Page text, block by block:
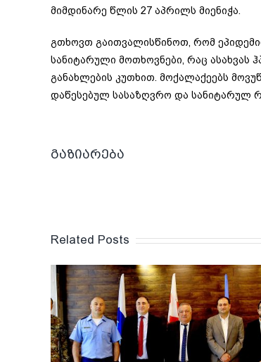
მიმდინარე წლის 27 აპრილს მიენიჭა.
გთხოვთ გაითვალისწინოთ, რომ
სანიტარული მოთხოვნები, რაც ასახვას
განახლების კუთხით. მოქალაქეებს
დაწესებულ სასაზღვრო და სანიტარულ
გაზიარება
Related Posts